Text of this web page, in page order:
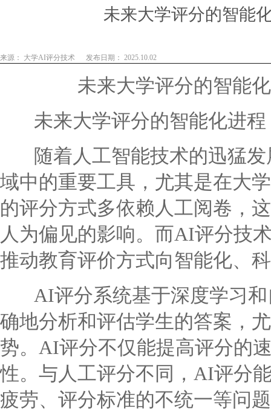
未来大学评分的智能
来源： 大学AI评分技术 发布日期： 2025.10.02
未来大学评分的智能
未来大学评分的智能化进程
随着人工智能技术的迅猛发
域中的重要工具，尤其是在大
的评分方式多依赖人工阅卷，
人为偏见的影响。而AI评分技
推动教育评价方式向智能化、
AI评分系统基于深度学习和
确地分析和评估学生的答案，
势。AI评分不仅能提高评分的
性。与人工评分不同，AI评分
疲劳、评分标准的不统一等问